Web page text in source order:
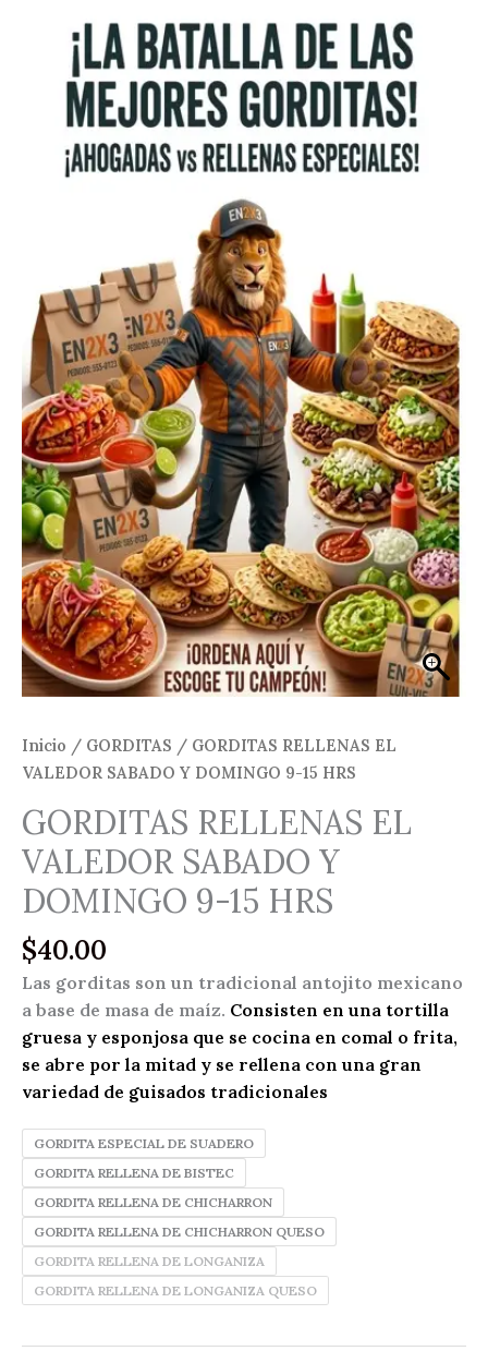
Inicio / GORDITAS / GORDITAS RELLENAS EL
VALEDOR SABADO Y DOMINGO 9-15 HRS
GORDITAS RELLENAS EL
VALEDOR SABADO Y
DOMINGO 9-15 HRS
$40.00
Las gorditas son un tradicional antojito mexicano
a base de masa de maíz. Consisten en una tortilla
gruesa y esponjosa que se cocina en comal o frita,
se abre por la mitad y se rellena con una gran
variedad de guisados tradicionales
GORDITA ESPECIAL DE SUADERO
GORDITA RELLENA DE BISTEC
GORDITA RELLENA DE CHICHARRON
GORDITA RELLENA DE CHICHARRON QUESO
GORDITA RELLENA DE LONGANIZA
GORDITA RELLENA DE LONGANIZA QUESO